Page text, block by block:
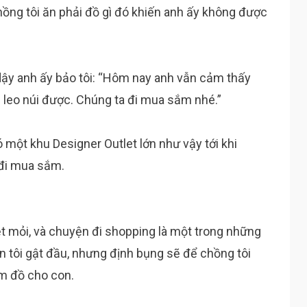
tôi ăn phải đồ gì đó khiến anh ấy không được
anh ấy bảo tôi: “Hôm nay anh vẫn cảm thấy
núi được. Chúng ta đi mua sắm nhé.”
khu Designer Outlet lớn như vậy tới khi
mua sắm.
mỏi, và chuyện đi shopping là một trong những
tôi gật đầu, nhưng định bụng sẽ để chồng tôi
đồ cho con.